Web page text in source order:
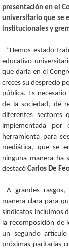
presentación en el
universitario que se
institucionales y
“Hemos estado
educativo
que darla en el
creces su desprecio
pública. Es
de la sociedad, dé
diferentes sectores
implementada
herramienta para
mediática, que se
ninguna manera ha
destacóCarlos De
A grandes
manera clara para
sindicatos incluimos
la recomposición de
un segundo
próximas paritarias